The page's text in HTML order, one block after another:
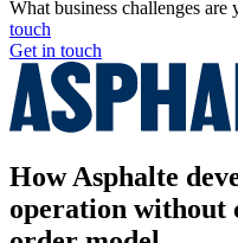
What business challenges
touch
Get in touch
How Asphalte
operation without